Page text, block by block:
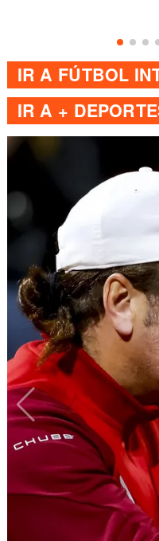
IR A FÚTBOL
IR A +